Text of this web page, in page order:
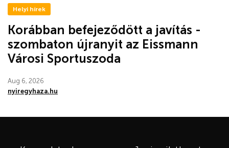
Helyi hírek
Korábban befejeződött a javítás -
szombaton újranyit az Eissmann
Városi Sportuszoda
Aug 6, 2026
nyiregyhaza.hu